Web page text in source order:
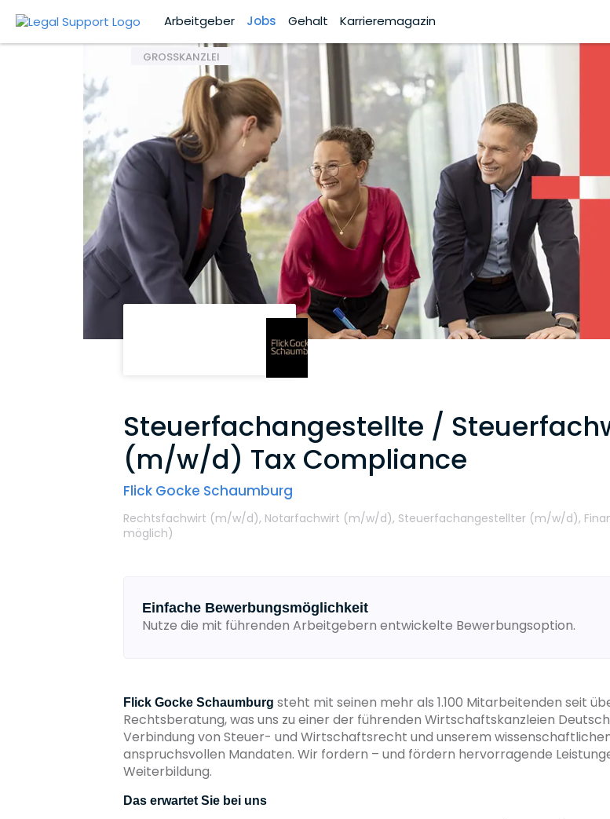
Arbeitgeber Jobs Gehalt Karrieremagazin
GROSSKANZLEI
Steuerfachangestellte /
(m/w/d) Tax Compliance
Flick Gocke Schaumburg
Rechtsfachwirt (m/w/d), Notarfachwirt (m/w/d), Steuerfachangestellter (m/w/d),
möglich)
Einfache Bewerbungsmöglichkeit
Nutze die mit führenden Arbeitgebern entwickelte Bewerbungsoption.
Flick Gocke Schaumburg steht mit seinen mehr als 1.100 Mitarbeitenden seit
Rechtsberatung, was uns zu einer der führenden Wirtschaftskanzleien
Verbindung von Steuer- und Wirtschaftsrecht und unserem
anspruchsvollen Mandaten. Wir fordern – und fördern hervorragende
Weiterbildung.
Das erwartet Sie bei uns